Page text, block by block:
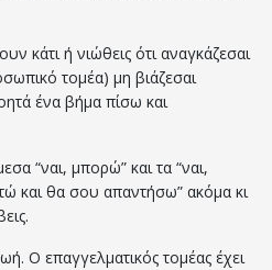
κάτι ή νιώθεις ότι αναγκάζεσαι
τομέα) μη βιάζεσαι
ένα βήμα πίσω και
“ναι, μπορώ” και τα “ναι,
και θα σου απαντήσω” ακόμα κι
Ο επαγγελματικός τομέας έχει